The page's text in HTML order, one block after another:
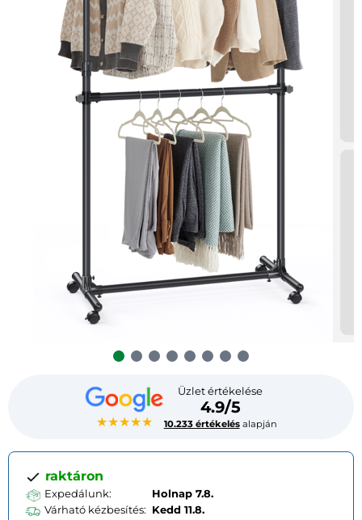
★★★★★
Üzlet értékelése
4.9/5
10.233 értékelésalapján
raktáron
Expedálunk:
Holnap 7.8.
Várható kézbesítés: Kedd 11.8.